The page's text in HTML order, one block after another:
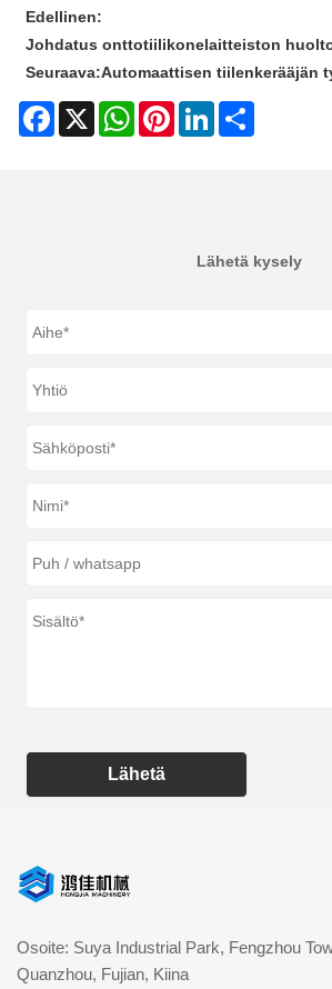
Edellinen:
Johdatus onttotiilikonelaitteiston
Seuraava:Automaattisen tiilenkerääjän
Facebook
X WhatsAppPinterestLinkedIn
Lähetä kysely
Lähetä
Osoite: Suya Industrial Park, Fengzhou
Quanzhou, Fujian, Kiina